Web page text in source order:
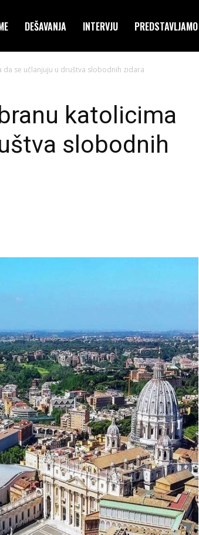
DEŠAVANJA INTERVJU PREDSTAVLJAMO
se učlanjuju u društva slobodnih zidara
katolicima
slobodnih